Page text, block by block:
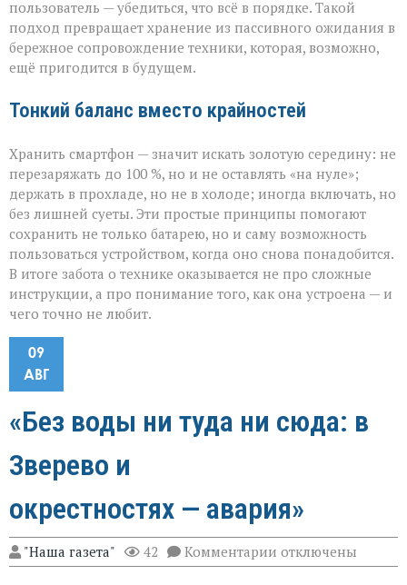
пользователь — убедиться, что всё в порядке. Такой
подход превращает хранение из пассивного ожидания в
бережное сопровождение техники, которая, возможно,
ещё пригодится в будущем.
Тонкий баланс вместо крайностей
Хранить смартфон — значит искать золотую середину: не
перезаряжать до 100 %, но и не оставлять «на нуле»;
держать в прохладе, но не в холоде; иногда включать, но
без лишней суеты. Эти простые принципы помогают
сохранить не только батарею, но и саму возможность
пользоваться устройством, когда оно снова понадобится.
В итоге забота о технике оказывается не про сложные
инструкции, а про понимание того, как она устроена — и
чего точно не любит.
09
АВГ
«Без воды ни туда ни сюда: в
Зверево и
окрестностях — авария»
"Наша газета" 42 Комментарии к
записи
отключены